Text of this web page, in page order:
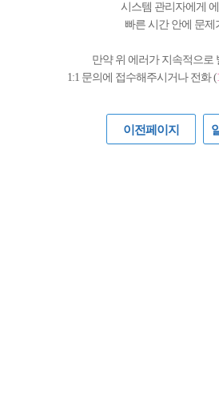
시스템 관리자에게
빠른 시간 안에 문
만약 위 에러가 지속적으로
1:1 문의에 접수해주시거나 전화 (
이전페이지